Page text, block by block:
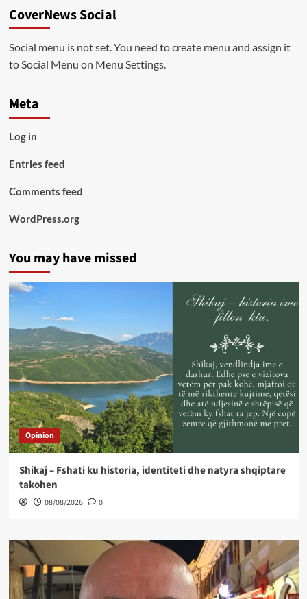
CoverNews Social
Social menu is not set. You need to create menu and assign it
to Social Menu on Menu Settings.
Meta
Log in
Entries feed
Comments feed
WordPress.org
You may have missed
Opinion
Shikaj – Fshati ku historia, identiteti dhe natyra shqiptare
takohen
08/08/2026 0